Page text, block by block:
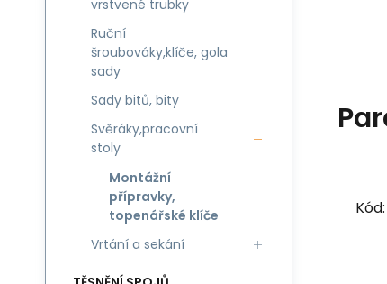
Kód:
vrstvené trubky
Ruční
šroubováky,klíče, gola
sady
Sady bitů, bity
Svěráky,pracovní
stoly
Montážní
přípravky,
topenářské klíče
Vrtání a sekání